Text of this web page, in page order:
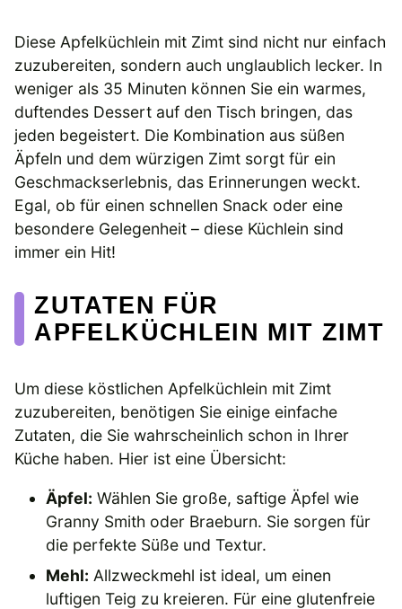
Diese Apfelküchlein mit Zimt sind nicht nur einfach
zuzubereiten, sondern auch unglaublich lecker. In
weniger als 35 Minuten können Sie ein warmes,
duftendes Dessert auf den Tisch bringen, das
jeden begeistert. Die Kombination aus süßen
Äpfeln und dem würzigen Zimt sorgt für ein
Geschmackserlebnis, das Erinnerungen weckt.
Egal, ob für einen schnellen Snack oder eine
besondere Gelegenheit – diese Küchlein sind
immer ein Hit!
ZUTATEN FÜR
APFELKÜCHLEIN MIT ZIMT
Um diese köstlichen Apfelküchlein mit Zimt
zuzubereiten, benötigen Sie einige einfache
Zutaten, die Sie wahrscheinlich schon in Ihrer
Küche haben. Hier ist eine Übersicht:
Äpfel: Wählen Sie große, saftige Äpfel wie
Granny Smith oder Braeburn. Sie sorgen für
die perfekte Süße und Textur.
Mehl: Allzweckmehl ist ideal, um einen
luftigen Teig zu kreieren. Für eine glutenfreie